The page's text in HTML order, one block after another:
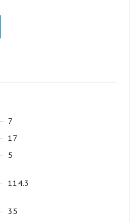
7
17
5
114.3
35